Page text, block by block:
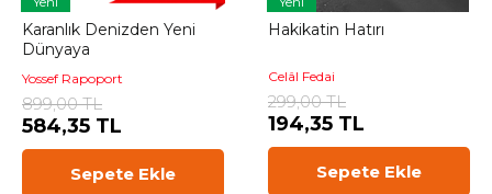
Karanlık Denizden Yeni
Dünyaya
Yossef Rapoport
899,00 TL
584,35 TL
Sepete Ekle
Hakikatin Hatırı
Celâl Fedai
299,00 TL
194,35 TL
Sepete Ekle